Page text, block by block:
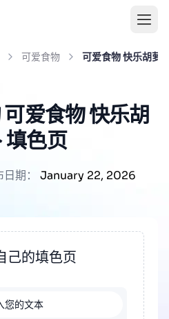
可爱食物 可爱食物 快乐胡萝
爱食物 快乐胡
填色页
期： January 22, 2026
己的填色页
您的文本